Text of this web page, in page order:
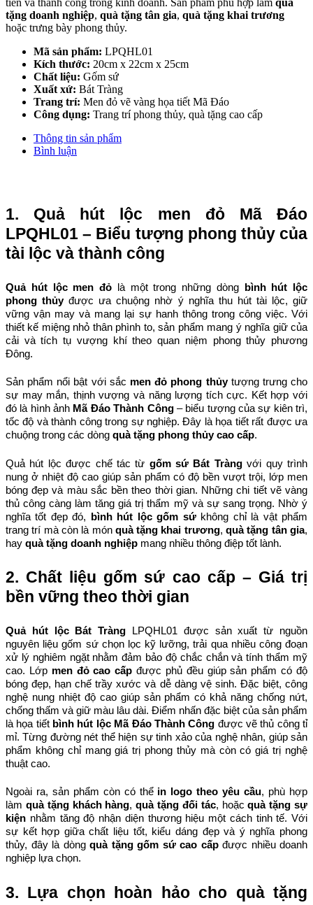
tặng doanh nghiệp, quà tặng tân gia, quà tặng khai trương
hoặc trưng bày phong thủy.
Mã sản phẩm: LPQHL01
Kích thước: 20cm x 22cm x 25cm
Chất liệu: Gốm sứ
Xuất xứ: Bát Tràng
Trang trí: Men đỏ vẽ vàng họa tiết Mã Đáo
Công dụng: Trang trí phong thủy, quà tặng cao cấp
Thông tin sản phẩm
Bình luận
1. Quả hút lộc men đỏ Mã Đáo
LPQHL01 – Biểu tượng phong thủy của
tài lộc và thành công
Quả hút lộc men đỏ là một trong những dòng
bình hút lộc
phong thủy được ưa chuộng nhờ ý nghĩa thu hút tài lộc, giữ
vững vận may và mang lại sự hanh thông trong công việc. Với
thiết kế miệng nhỏ thân phình to, sản phẩm mang ý nghĩa giữ của
cải và tích tụ vượng khí theo quan niệm phong thủy phương
Đông.
Sản phẩm nổi bật với sắc men đỏ phong thủy tượng trưng cho
sự may mắn, thịnh vượng và năng lượng tích cực. Kết hợp với
đó là hình ảnh Mã Đáo Thành Công – biểu tượng của sự kiên trì,
tốc độ và thành công trong sự nghiệp. Đây là họa tiết rất được ưa
chuộng trong các dòng quà tặng phong thủy cao cấp.
Quả hút lộc được chế tác từ gốm sứ Bát Tràng với quy trình
nung ở nhiệt độ cao giúp sản phẩm có độ bền vượt trội, lớp men
bóng đẹp và màu sắc bền theo thời gian. Những chi tiết vẽ vàng
thủ công càng làm tăng giá trị thẩm mỹ và sự sang trọng. Nhờ ý
nghĩa tốt đẹp đó, bình hút lộc gốm sứ không chỉ là vật phẩm
trang trí mà còn là món quà tặng khai trương, quà tặng tân gia,
hay quà tặng doanh nghiệp mang nhiều thông điệp tốt lành.
2. Chất liệu gốm sứ cao cấp – Giá trị
bền vững theo thời gian
Quả hút lộc Bát Tràng LPQHL01 được sản xuất từ nguồn
nguyên liệu gốm sứ chọn lọc kỹ lưỡng, trải qua nhiều công đoạn
xử lý nghiêm ngặt nhằm đảm bảo độ chắc chắn và tính thẩm mỹ
cao.
Lớp men đỏ cao cấp được phủ đều giúp sản phẩm có độ
bóng đẹp, hạn chế trầy xước và dễ dàng vệ sinh. Đặc biệt, công
nghệ nung nhiệt độ cao giúp sản phẩm có khả năng chống nứt,
chống thấm và giữ màu lâu dài. Điểm nhấn đặc biệt của sản phẩm
là họa tiết bình hút lộc Mã Đáo Thành Công được vẽ thủ công tỉ
mỉ. Từng đường nét thể hiện sự tinh xảo của nghệ nhân, giúp sản
phẩm không chỉ mang giá trị phong thủy mà còn có giá trị nghệ
thuật cao.
Ngoài ra, sản phẩm còn có thể in logo theo yêu cầu, phù hợp
làm quà tặng khách hàng, quà tặng đối tác, hoặc quà tặng sự
kiện nhằm tăng độ nhận diện thương hiệu một cách tinh tế. Với
sự kết hợp giữa chất liệu tốt, kiểu dáng đẹp và ý nghĩa phong
thủy, đây là dòng quà tặng gốm sứ cao cấp được nhiều doanh
nghiệp lựa chọn.
3. Lựa chọn hoàn hảo cho quà tặng